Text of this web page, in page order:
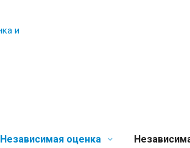
Независимая оценка